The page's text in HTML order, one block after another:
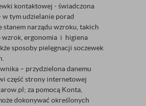
kontaktowej - świadczona
w tym udzielanie porad
stanem narządu wzroku, takich
wzrok, ergonomia i higiena
sposoby pielęgnacji soczewek
– przydzielona danemu
część strony internetowej
za pomocą Konta,
dokonywać określonych